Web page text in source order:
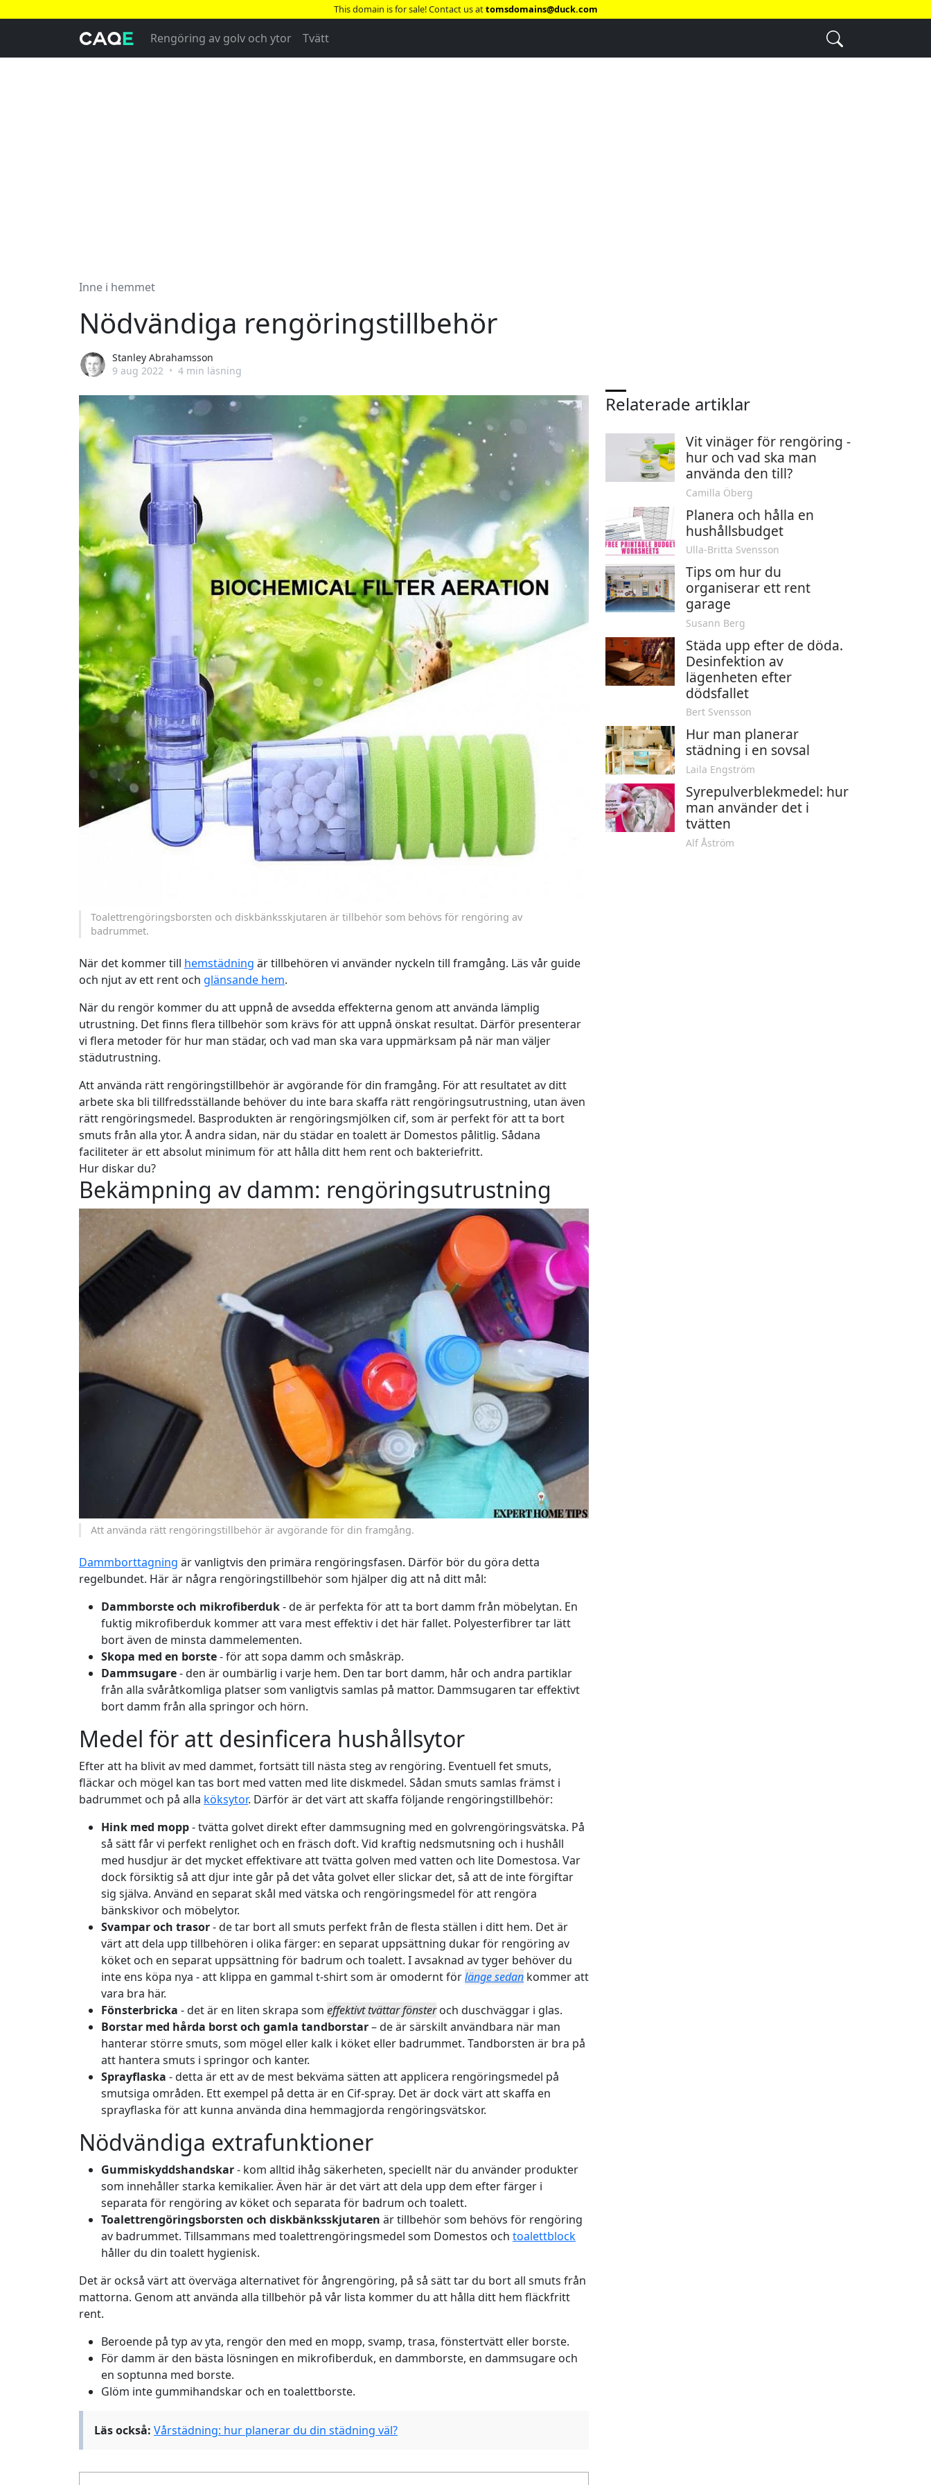
This domain is for sale! Contact us attomsdomains@duck.com
Rengöring av golv och ytor Tvätt
Inne i hemmet
Nödvändiga rengöringstillbehör
Stanley Abrahamsson
9 aug 2022 • 4 min läsning
Toalettrengöringsborsten och diskbänksskjutaren är tillbehör som behövs för rengöring av
badrummet.
När det kommer till hemstädning är tillbehören vi använder nyckeln till framgång. Läs vår guide
och njut av ett rent och glänsande hem.
När du rengör kommer du att uppnå de avsedda effekterna genom att använda lämplig
utrustning. Det finns flera tillbehör som krävs för att uppnå önskat resultat. Därför presenterar
vi flera metoder för hur man städar, och vad man ska vara uppmärksam på när man väljer
städutrustning.
Att använda rätt rengöringstillbehör är avgörande för din framgång. För att resultatet av ditt
arbete ska bli tillfredsställande behöver du inte bara skaffa rätt rengöringsutrustning, utan även
rätt rengöringsmedel. Basprodukten är rengöringsmjölken cif, som är perfekt för att ta bort
smuts från alla ytor. Å andra sidan, när du städar en toalett är Domestos pålitlig. Sådana
faciliteter är ett absolut minimum för att hålla ditt hem rent och bakteriefritt.
Hur diskar du?
Bekämpning av damm: rengöringsutrustning
Att använda rätt rengöringstillbehör är avgörande för din framgång.
Dammborttagning är vanligtvis den primära rengöringsfasen. Därför bör du göra detta
regelbundet. Här är några rengöringstillbehör som hjälper dig att nå ditt mål:
Dammborste och mikrofiberduk- de är perfekta för att ta bort damm från möbelytan. En
fuktig mikrofiberduk kommer att vara mest effektiv i det här fallet. Polyesterfibrer tar lätt
bort även de minsta dammelementen.
Skopa med en borste- för att sopa damm och småskräp.
Dammsugare- den är oumbärlig i varje hem. Den tar bort damm, hår och andra partiklar
från alla svåråtkomliga platser som vanligtvis samlas på mattor. Dammsugaren tar effektivt
bort damm från alla springor och hörn.
Medel för att desinficera hushållsytor
Efter att ha blivit av med dammet, fortsätt till nästa steg av rengöring. Eventuell fet smuts,
fläckar och mögel kan tas bort med vatten med lite diskmedel. Sådan smuts samlas främst i
badrummet och på alla köksytor. Därför är det värt att skaffa följande rengöringstillbehör:
Hink med mopp- tvätta golvet direkt efter dammsugning med en golvrengöringsvätska. På
så sätt får vi perfekt renlighet och en fräsch doft. Vid kraftig nedsmutsning och i hushåll
med husdjur är det mycket effektivare att tvätta golven med vatten och lite Domestosa. Var
dock försiktig så att djur inte går på det våta golvet eller slickar det, så att de inte förgiftar
sig själva. Använd en separat skål med vätska och rengöringsmedel för att rengöra
bänkskivor och möbelytor.
Svampar och trasor- de tar bort all smuts perfekt från de flesta ställen i ditt hem. Det är
värt att dela upp tillbehören i olika färger: en separat uppsättning dukar för rengöring av
köket och en separat uppsättning för badrum och toalett. I avsaknad av tyger behöver du
inte ens köpa nya - att klippa en gammal t-shirt som är omodernt förlänge sedan kommer att
vara bra här.
Fönsterbricka - det är en liten skrapa som effektivt tvättar fönsteroch duschväggar i glas.
Borstar med hårda borst och gamla tandborstar– de är särskilt användbara när man
hanterar större smuts, som mögel eller kalk i köket eller badrummet. Tandborsten är bra på
att hantera smuts i springor och kanter.
Sprayflaska - detta är ett av de mest bekväma sätten att applicera rengöringsmedel på
smutsiga områden. Ett exempel på detta är en Cif-spray. Det är dock värt att skaffa en
sprayflaska för att kunna använda dina hemmagjorda rengöringsvätskor.
Nödvändiga extrafunktioner
Gummiskyddshandskar- kom alltid ihåg säkerheten, speciellt när du använder produkter
som innehåller starka kemikalier. Även här är det värt att dela upp dem efter färger i
separata för rengöring av köket och separata för badrum och toalett.
Toalettrengöringsborsten och diskbänksskjutaren är tillbehör som behövs för rengöring
av badrummet. Tillsammans med toalettrengöringsmedel som Domestos och toalettblock
håller du din toalett hygienisk.
Det är också värt att överväga alternativet för ångrengöring, på så sätt tar du bort all smuts från
mattorna. Genom att använda alla tillbehör på vår lista kommer du att hålla ditt hem fläckfritt
rent.
Beroende på typ av yta, rengör den med en mopp, svamp, trasa, fönstertvätt eller borste.
För damm är den bästa lösningen en mikrofiberduk, en dammborste, en dammsugare och
en soptunna med borste.
Glöm inte gummihandskar och en toalettborste.
Läs också: Vårstädning: hur planerar du din städning väl?
Relaterade artiklar
Vit vinäger för rengöring -
hur och vad ska man
använda den till?
Camilla Öberg
Planera och hålla en
hushållsbudget
Ulla-Britta Svensson
Tips om hur du
organiserar ett rent
garage
Susann Berg
Städa upp efter de döda.
Desinfektion av
lägenheten efter
dödsfallet
Bert Svensson
Hur man planerar
städning i en sovsal
Laila Engström
Syrepulverblekmedel: hur
man använder det i
tvätten
Alf Åström